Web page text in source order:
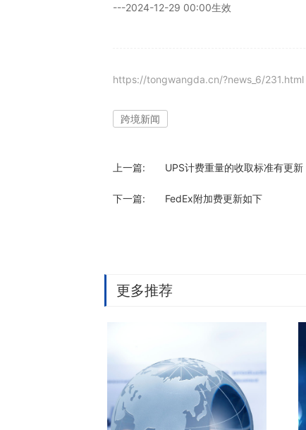
---2024-12-29 00:00生效
https://tongwangda.cn/?news_6/231.html
跨境新闻
上一篇: UPS计费重量的收取标准有更新
下一篇: FedEx附加费更新如下
更多推荐